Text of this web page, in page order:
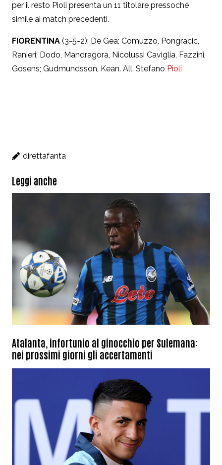
per il resto Pioli presenta un 11 titolare pressoché
simile ai match precedenti.
FIORENTINA (3-5-2): De Gea; Comuzzo, Pongracic,
Ranieri; Dodo, Mandragora, Nicolussi Caviglia, Fazzini,
Gosens; Gudmundsson, Kean. All. Stefano Pioli
direttafanta
Leggi anche
Atalanta, infortunio al ginocchio per Sulemana:
nei prossimi giorni gli accertamenti